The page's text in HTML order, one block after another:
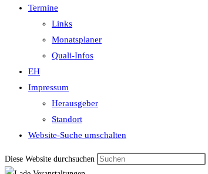
Termine
Links
Monatsplaner
Quali-Infos
EH
Impressum
Herausgeber
Standort
Website-Suche umschalten
Diese Website durchsuchen